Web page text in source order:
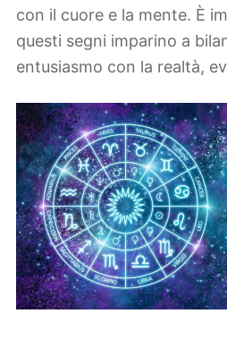
con il cuore e la mente. È
questi segni imparino a
entusiasmo con la realtà,